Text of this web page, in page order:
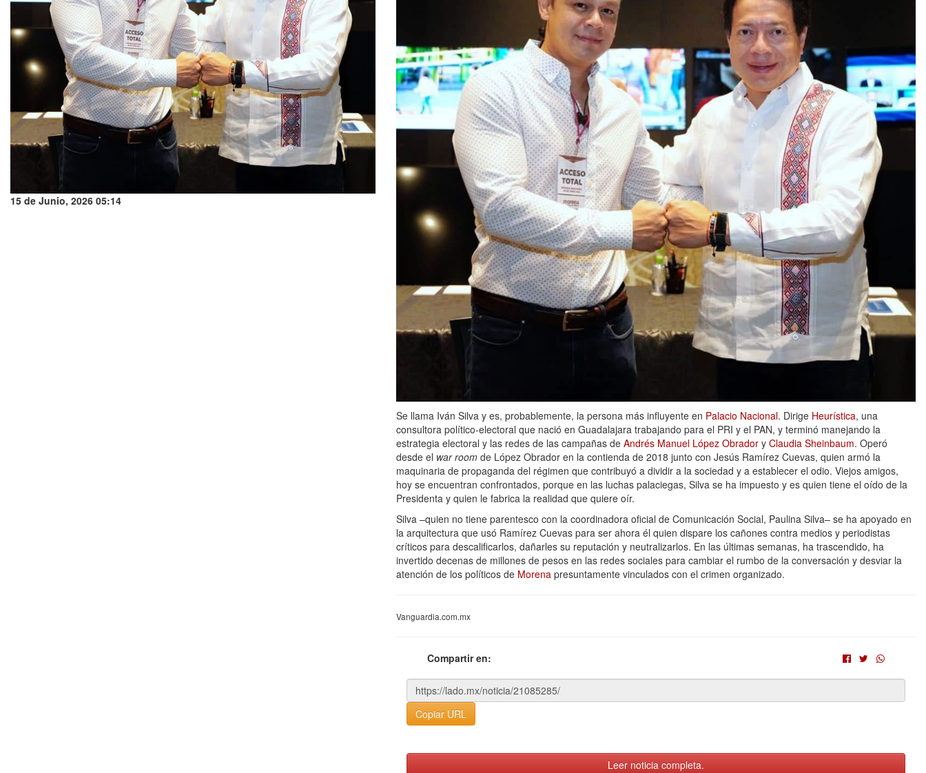
15 de Junio, 2026 05:14
Se llama Iván Silva y es, probablemente, la persona más influyente en Palacio Nacional. Dirige Heurística, una
consultora político-electoral que nació en Guadalajara trabajando para el PRI y el PAN, y terminó manejando la
estrategia electoral y las redes de las campañas de Andrés Manuel López Obrador y Claudia Sheinbaum. Operó
desde el war room de López Obrador en la contienda de 2018 junto con Jesús Ramírez Cuevas, quien armó la
maquinaria de propaganda del régimen que contribuyó a dividir a la sociedad y a establecer el odio. Viejos amigos,
hoy se encuentran confrontados, porque en las luchas palaciegas, Silva se ha impuesto y es quien tiene el oído de la
Presidenta y quien le fabrica la realidad que quiere oír.
Silva –quien no tiene parentesco con la coordinadora oficial de Comunicación Social, Paulina Silva– se ha apoyado en
la arquitectura que usó Ramírez Cuevas para ser ahora él quien dispare los cañones contra medios y periodistas
críticos para descalificarlos, dañarles su reputación y neutralizarlos. En las últimas semanas, ha trascendido, ha
invertido decenas de millones de pesos en las redes sociales para cambiar el rumbo de la conversación y desviar la
atención de los políticos de Morena presuntamente vinculados con el crimen organizado.
Vanguardia.com.mx
Compartir en:
Copiar URL
Leer noticia completa.